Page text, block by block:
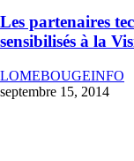
Les partenaires
sensibilisés à la
LOMEBOUGEINFO
septembre 15, 2014